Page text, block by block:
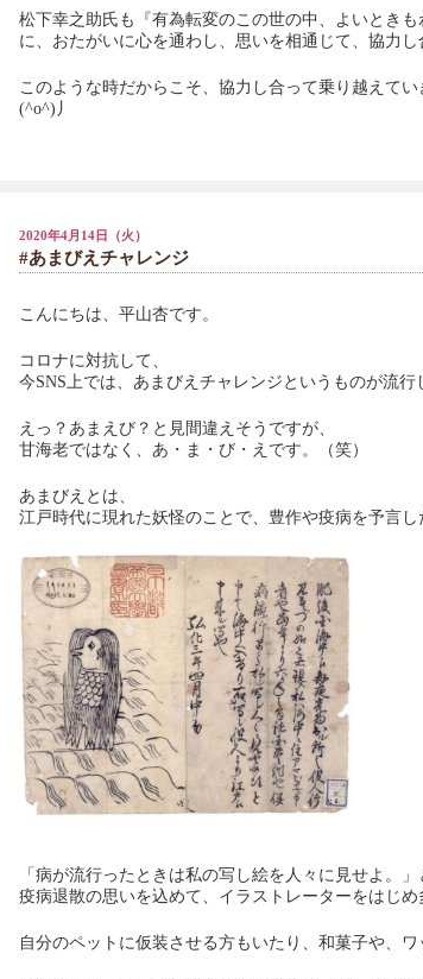
松下幸之助氏も『有為転変のこの世の中、よいとき
に、おたがいに心を通わし、思いを相通じて、協力し
このような時だからこそ、協力し合って乗り越えて
(^o^)丿
2020年4月14日（火）
#あまびえチャレンジ
こんにちは、平山杏です。
コロナに対抗して、
今SNS上では、あまびえチャレンジというものが流行
えっ？あまえび？と見間違えそうですが、
甘海老ではなく、あ・ま・び・えです。（笑）
あまびえとは、
江戸時代に現れた妖怪のことで、豊作や疫病を予言し
「病が流行ったときは私の写し絵を人々に見せよ。」
疫病退散の思いを込めて、イラストレーターをはじ
自分のペットに仮装させる方もいたり、和菓子や、